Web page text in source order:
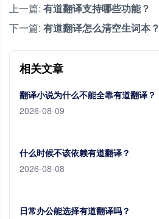
上一篇: 有道翻译支持哪些功能？
下一篇: 有道翻译怎么清空生词本？
相关文章
翻译小说为什么不能全靠有道翻译？
2026-08-09
什么时候不该依赖有道翻译？
2026-08-08
日常办公能选择有道翻译吗？